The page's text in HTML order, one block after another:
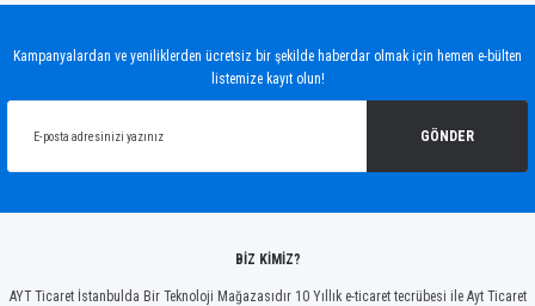
Kampanyalardan ve yeniliklerden ücretsiz bir şekilde haberdar olmak için hemen e-bülten
listemize kayıt olun!
GÖNDER
BİZ KİMİZ?
AYT Ticaret İstanbulda Bir Teknoloji Mağazasıdır 10 Yıllık e-ticaret tecrübesi ile Ayt Ticaret